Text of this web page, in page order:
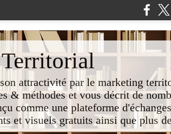
attractivité par le marketing
& méthodes et vous décrit de
comme une plateforme
et visuels gratuits ainsi que plus